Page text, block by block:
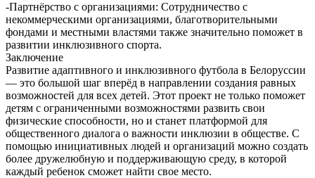
-Партнёрство с организациями: Сотрудничество с
некоммерческими организациями, благотворительными
фондами и местными властями также значительно поможет в
развитии инклюзивного спорта.
Заключение
Развитие адаптивного и инклюзивного футбола в Белоруссии
— это большой шаг вперёд в направлении создания равных
возможностей для всех детей. Этот проект не только поможет
детям с ограниченными возможностями развить свои
физические способности, но и станет платформой для
общественного диалога о важности инклюзии в обществе. С
помощью инициативных людей и организаций можно создать
более дружелюбную и поддерживающую среду, в которой
каждый ребенок сможет найти свое место.